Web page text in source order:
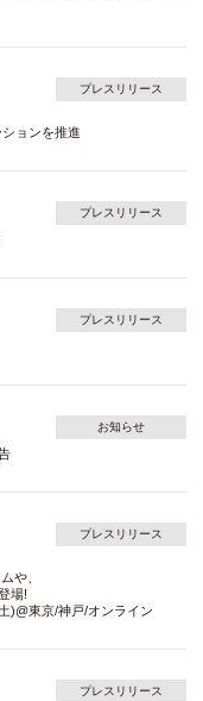
プレスリリース
ョンを推進
プレスリリース
プレスリリース
お知らせ
プレスリリース
や、
場!
)@東京/神戸/オンライン
プレスリリース